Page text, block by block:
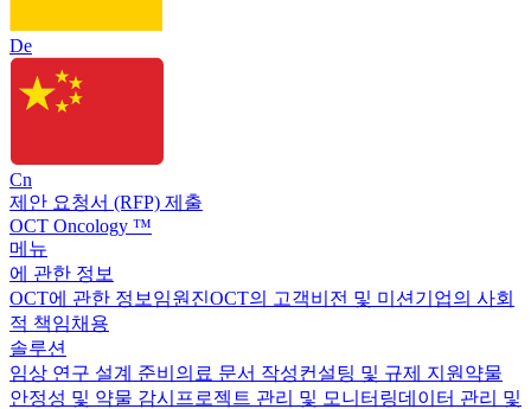
De
Cn
제안 요청서 (RFP) 제출
OCT Oncology ™
메뉴
에 관한 정보
OCT에 관한 정보 임원진OCT의 고객비전 및 미션 기업의 사회
적 책임채용
솔루션
임상 연구 설계 준비 의료 문서 작성컨설팅 및 규제 지원 약물
안정성 및 약물 감시 프로젝트 관리 및 모니터링데이터 관리 및